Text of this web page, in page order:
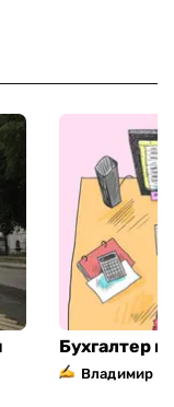
Бухгалтер
Владимир